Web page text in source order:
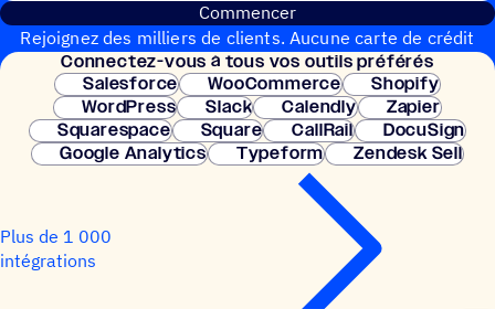
Commencer
Rejoignez des milliers de clients. Aucune carte de crédit
nécessaire. Configuration instantanée.
Connec­tez-vous à tous vos outils préférés
Salesforce
WooCommerce
Shopify
WordPress
Slack Calendly
Zapier
Squarespace
Square CallRail
DocuSign
Google Analytics
Typeform Zendesk Sell
Plus de 1 000
intégrations